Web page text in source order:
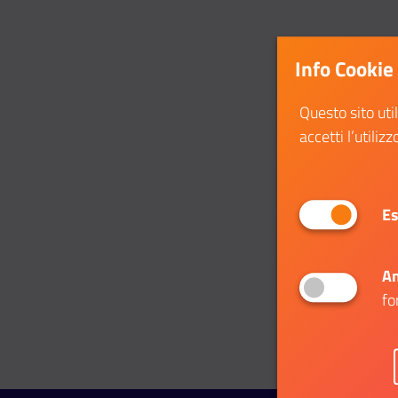
Info Cookie
Questo sito
accetti